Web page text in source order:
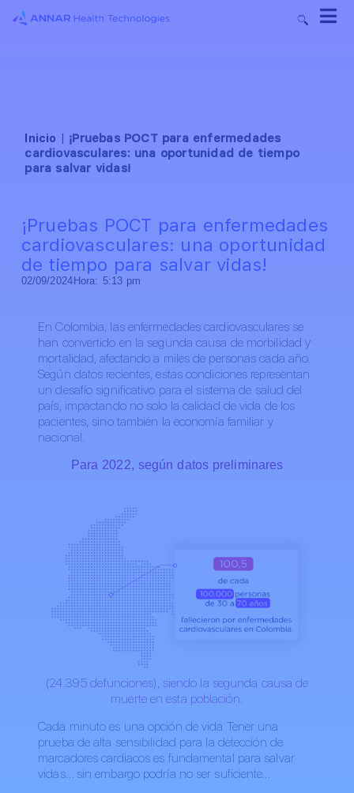
Inicio | ¡Pruebas POCT para enfermedades
cardiovasculares: una oportunidad de tiempo
para salvar vidas!
¡Pruebas POCT para enfermedades
cardiovasculares: una oportunidad
de tiempo para salvar vidas!
02/09/2024 Hora: 5:13 pm
En Colombia, las enfermedades cardiovasculares se
han convertido en la segunda causa de morbilidad y
mortalidad, afectando a miles de personas cada año.
Según datos recientes, estas condiciones representan
un desafío significativo para el sistema de salud del
país, impactando no solo la calidad de vida de los
pacientes, sino también la economía familiar y
nacional.
Para 2022, según datos preliminares
(24.395 defunciones), siendo la segunda causa de
muerte en esta población.
Cada minuto es una opción de vida Tener una
prueba de alta sensibilidad para la detección de
marcadores cardiacos es fundamental para salvar
vidas… sin embargo podría no ser suficiente…